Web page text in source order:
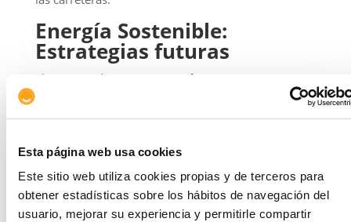
Esta página web usa cookies
Este sitio web utiliza cookies propias y de terceros para
obtener estadísticas sobre los hábitos de navegación del
usuario, mejorar su experiencia y permitirle compartir
Energía Sostenible:
Estrategias futuras
El ministro de transporte en funciones José Luis
Ábalos, aseguró que no será posible alcanzar los
objetivos climáticos a los que se ha comprometido
transporte. Para lograr la mencionada reducción, el
ministerio de Fomento está trabajando en diversas
áreas.